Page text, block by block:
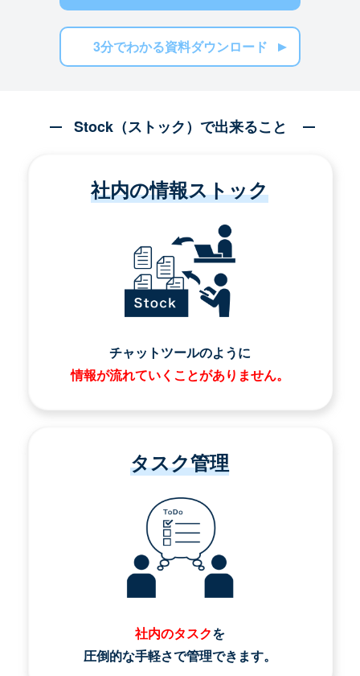
3分でわかる資料ダウンロード
Stock（ストック）で出来ること
社内の情報ストック
チャットツールのように
情報が流れていくことがありません。
タスク管理
社内のタスクを
圧倒的な手軽さで管理できます。